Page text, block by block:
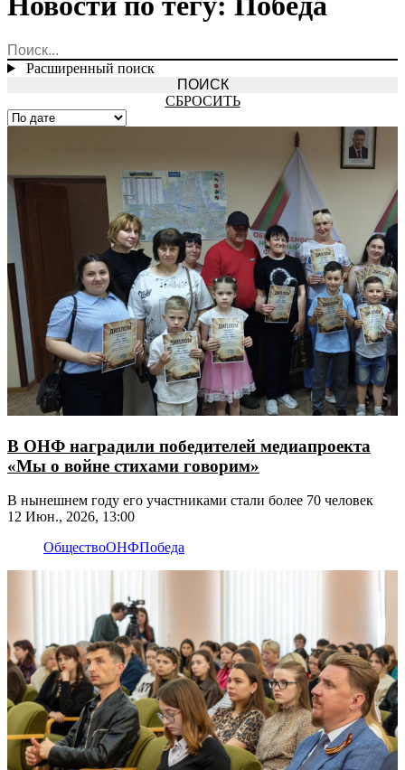
Расширенный поиск
СБРОСИТЬ
В ОНФ наградили победителей медиапроекта
«Мы о войне стихами говорим»
В нынешнем году его участниками стали более 70 человек
12 Июн., 2026, 13:00
ОбществоОНФПобеда